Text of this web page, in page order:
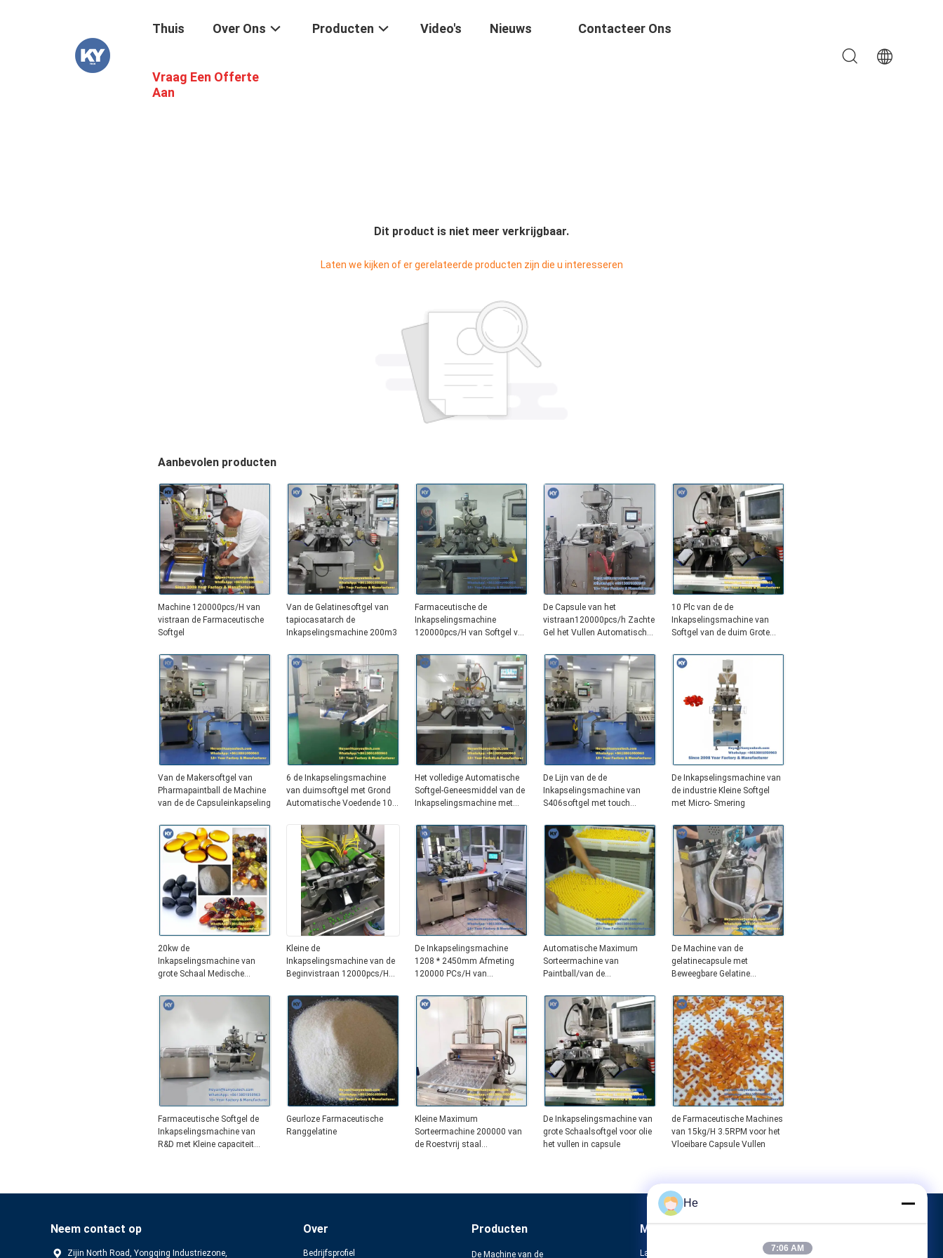
Thuis Over Ons Producten Video's Nieuws Contacteer Ons
Vraag Een Offerte
Aan
Dit product is niet meer verkrijgbaar.
Laten we kijken of er gerelateerde producten zijn die u interesseren
Aanbevolen producten
Machine 120000pcs/H van
vistraan de Farmaceutische
Softgel
Van de Gelatinesoftgel van
tapiocasatarch de
Inkapselingsmachine 200m3
Farmaceutische de
Inkapselingsmachine
120000pcs/H van Softgel van
De Capsule van het
vistraan120000pcs/h Zachte
Gel het Vullen Automatische
10 Plc van de de
Inkapselingsmachine van
Softgel van de duim Grote
Van de Makersoftgel van
Pharmapaintball de Machine
van de de Capsuleinkapseling
6 de Inkapselingsmachine
van duimsoftgel met Grond
Automatische Voedende 100
Het volledige Automatische
Softgel-Geneesmiddel van de
Inkapselingsmachine met
De Lijn van de de
Inkapselingsmachine van
S406softgel met touch
De Inkapselingsmachine van
de industrie Kleine Softgel
met Micro- Smering
20kw de
Inkapselingsmachine van
grote Schaal Medische
painball productie met PLC en
Touch screen
Kleine de
Inkapselingsmachine van de
Beginvistraan 12000pcs/H
De Inkapselingsmachine
1208 * 2450mm Afmeting
120000 PCs/H van
Automatische Maximum
Sorteermachine van
Paintball/van de
De Machine van de
gelatinecapsule met
Beweegbare Gelatine
Farmaceutische Softgel de
Inkapselingsmachine van
R&D met Kleine capaciteit
Geurloze Farmaceutische
Ranggelatine
Kleine Maximum
Sorteermachine 200000 van
de Roestvrij staal
De Inkapselingsmachine van
grote Schaalsoftgel voor olie
het vullen in capsule
de Farmaceutische Machines
van 15kg/H 3.5RPM voor het
Vloeibare Capsule Vullen
Neem contact op
Zijin North Road, Yongqing Industriezone,
Over
Bedrijfsprofiel
Producten
De Machine van de
Mail ons
Laat ons uw vereiste weten. We zullen de beste producten met u
He
7:06 AM